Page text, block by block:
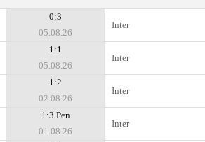
0:3
05.08.26
Inter
1:1
05.08.26
Inter
1:2
02.08.26
Inter
1:3 Pen
01.08.26
Inter